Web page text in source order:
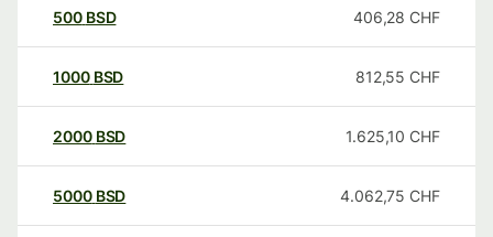
500 BSD 406,28 CHF
1000 BSD 812,55 CHF
2000 BSD 1.625,10 CHF
5000 BSD 4.062,75 CHF